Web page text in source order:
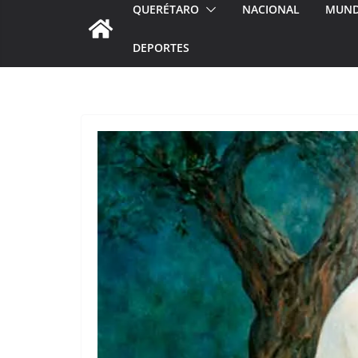
QUERÉTARO NACIONAL
DEPORTES